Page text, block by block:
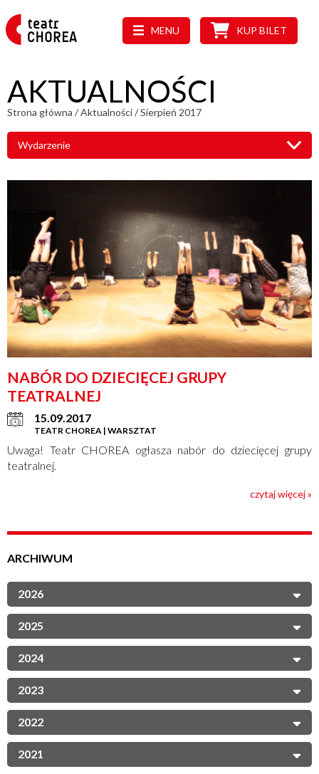
MENU KUP BILET
AKTUALNOŚCI
Strona główna /Aktualności/Sierpień 2017
Wydarzenie
NABÓR DO DZIECIĘCEJ GRUPY
TEATRALNEJ
15.09.2017
TEATR CHOREA | WARSZTAT
Uwaga! Teatr CHOREA ogłasza nabór do dziecięcej grupy
teatralnej.
czytaj więcej »
ARCHIWUM
2026
2025
2024
2023
2022
2021